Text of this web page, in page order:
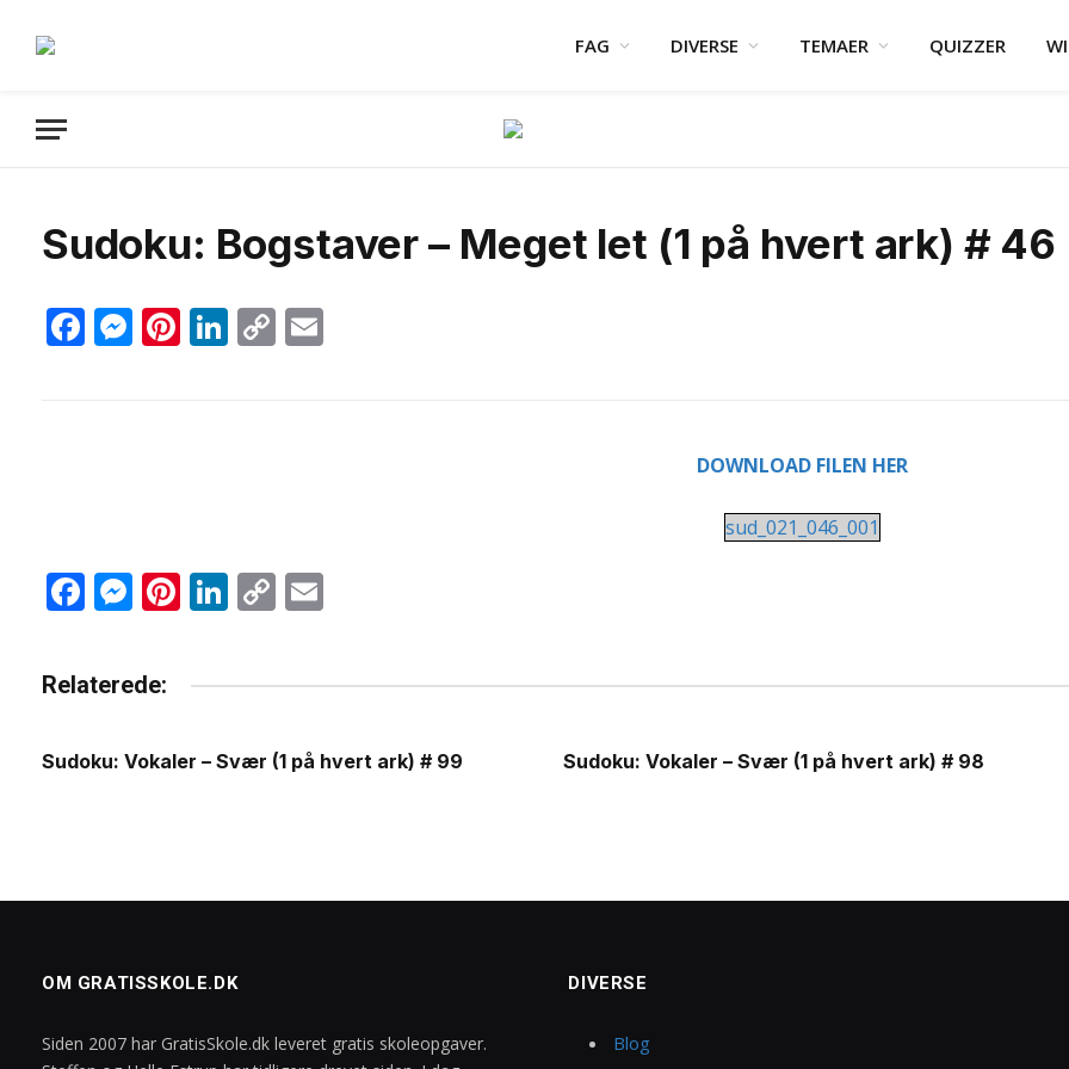
FAG DIVERSE TEMAER QUIZZER
Sudoku: Bogstaver – Meget let (1 på hvert ark) # 46
Facebook
Messenger
Pinterest
LinkedIn
Copy
DOWNLOAD FILEN HER
sud_021_046_001
Facebook
Messenger
Pinterest
LinkedIn
Copy
Relaterede:
Sudoku: Vokaler – Svær (1 på hvert ark) # 99 Sudoku: Vokaler – Svær (1 på hvert ark) # 98
OM GRATISSKOLE.DK
Siden 2007 har GratisSkole.dk leveret gratis skoleopgaver.
DIVERSE
Blog